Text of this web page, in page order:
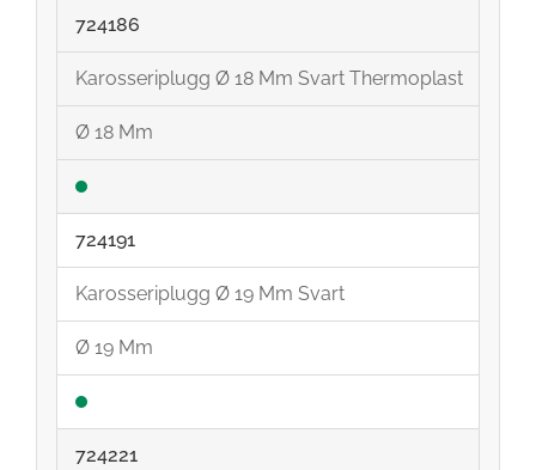
724186
Karosseriplugg Ø 18 Mm Svart Thermoplast
Ø 18 Mm
724191
Karosseriplugg Ø 19 Mm Svart
Ø 19 Mm
724221